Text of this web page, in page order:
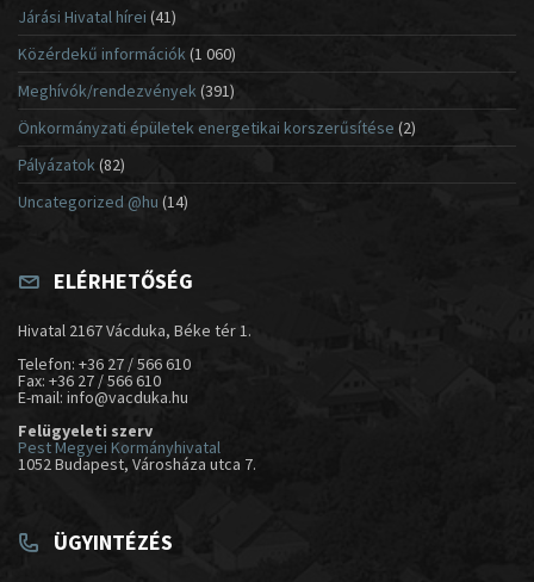
Járási Hivatal hírei (41)
Közérdekű információk(1 060)
Meghívók/rendezvények (391)
Önkormányzati épületek energetikai korszerűsítése (2)
Pályázatok (82)
Uncategorized @hu (14)
ELÉRHETŐSÉG
Hivatal 2167 Vácduka, Béke tér 1.
Telefon: +36 27 / 566 610
Fax: +36 27 / 566 610
E-mail: info@vacduka.hu
Felügyeleti szerv
Pest Megyei Kormányhivatal
1052 Budapest, Városháza utca 7.
ÜGYINTÉZÉS